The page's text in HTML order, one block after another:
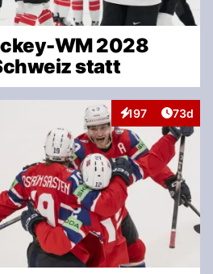
WM 2028
statt
197
InteraktionenArtikel
73d